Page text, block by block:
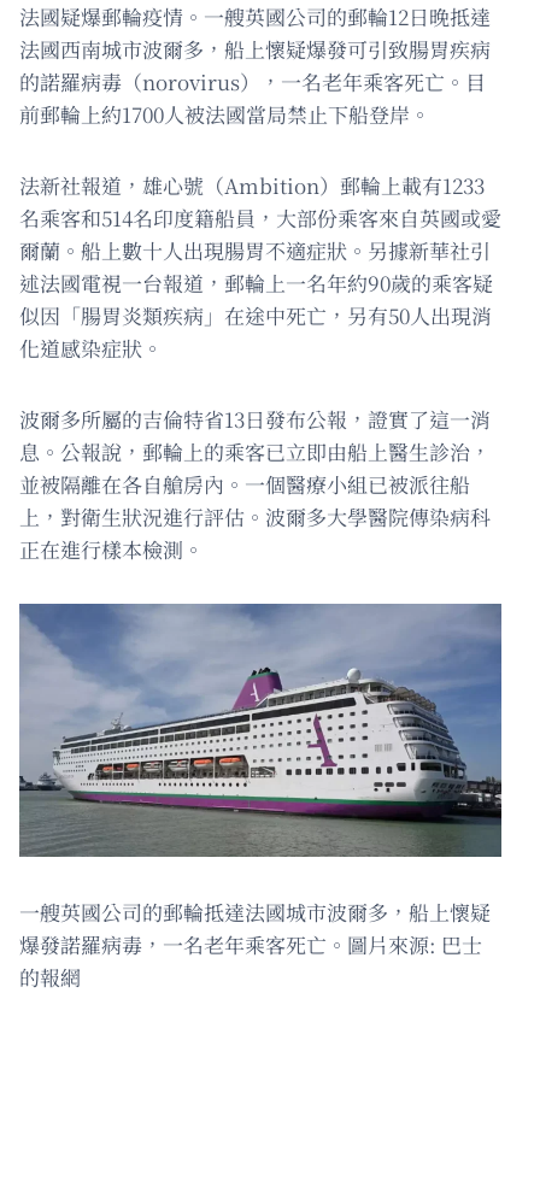
法國疑爆郵輪疫情。一艘英國公司的郵輪12日晚抵達
法國西南城市波爾多，船上懷疑爆發可引致腸胃疾病
的諾羅病毒（norovirus），一名老年乘客死亡。目
前郵輪上約1700人被法國當局禁止下船登岸。
法新社報道，雄心號（Ambition）郵輪上載有1233
名乘客和514名印度籍船員，大部份乘客來自英國或愛
爾蘭。船上數十人出現腸胃不適症狀。另據新華社引
述法國電視一台報道，郵輪上一名年約90歲的乘客疑
似因「腸胃炎類疾病」在途中死亡，另有50人出現消
化道感染症狀。
波爾多所屬的吉倫特省13日發布公報，證實了這一消
息。公報說，郵輪上的乘客已立即由船上醫生診治，
並被隔離在各自艙房內。一個醫療小組已被派往船
上，對衛生狀況進行評估。波爾多大學醫院傳染病科
正在進行樣本檢測。
一艘英國公司的郵輪抵達法國城市波爾多，船上懷疑
爆發諾羅病毒，一名老年乘客死亡。圖片來源: 巴士
的報網